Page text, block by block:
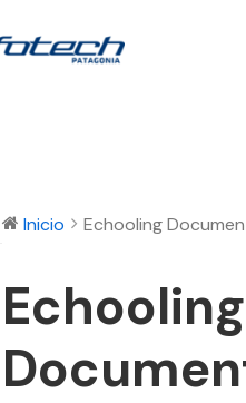
Inicio Echooling
Echooling